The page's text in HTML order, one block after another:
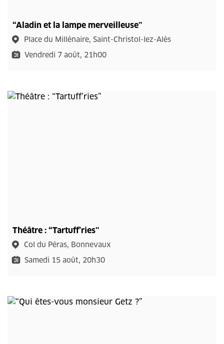
“Aladin et la lampe merveilleuse”
Place du Millénaire, Saint-Christol-lez-Alès
Vendredi 7 août, 21h00
Théâtre : “Tartuff’ries”
Col du Péras, Bonnevaux
Samedi 15 août, 20h30